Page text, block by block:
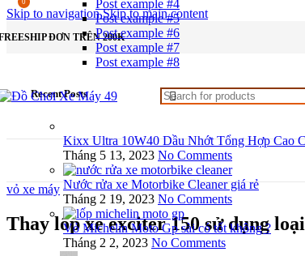
Skip to navigationSkip to main content
ĐƠN TRÊN 200K
Post example #4
Post example #5
Post example #6
Post example #7
Post example #8
Recent Posts
Kixx Ultra 10W40 Dầu Nhớt Tổng Hợp Cao
Tháng 5 13, 2023 No Comments
Nước rửa xe Motorbike Cleaner giá rẻ
Tháng 2 19, 2023 No Comments
Vỏ Michelin Moto Gp sài có tốt không ?
Tháng 2 2, 2023 No Comments
vỏ xe máy
Thay lốp xe exciter 150 sử dụng
0